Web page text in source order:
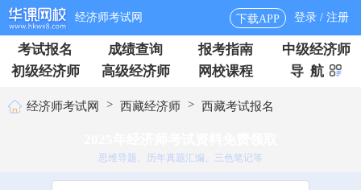
经济师考试网 下载APP 登录 / 注册
考试报名 成绩查询 报考指南
中级经济师
初级经济师
高级经济师 网校课程 导 航
经济师考试网 > 西藏经济师 > 西藏考试报名
思维导题、历年真题汇编、三色笔记等